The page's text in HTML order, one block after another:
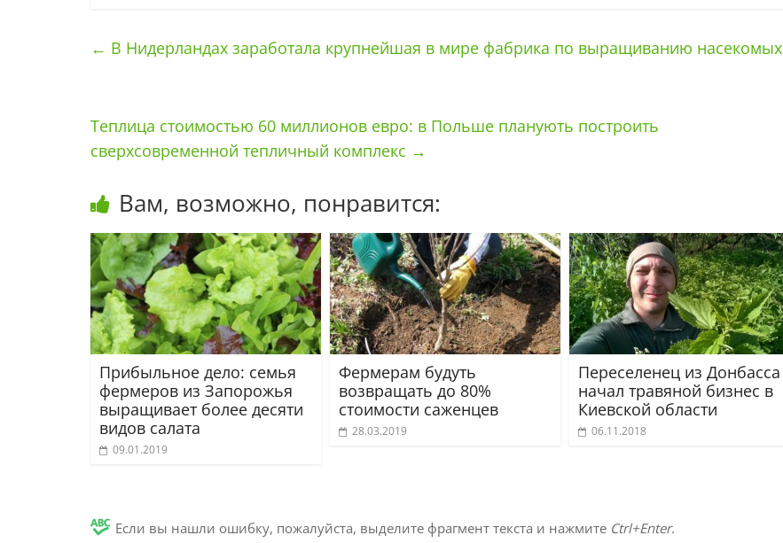
← В Нидерландах заработала крупнейшая в мире фабрика по выращиванию насекомых
Теплица стоимостью 60 миллионов евро: в Польше планують построить
сверхсовременной тепличный комплекс →
Вам, возможно, понравится:
Прибыльное дело: семья
фермеров из Запорожья
выращивает более десяти
видов салата
09.01.2019
Фермерам будуть
возвращать до 80%
стоимости саженцев
28.03.2019
Переселенец из Донбасса
начал травяной бизнес в
Киевской области
06.11.2018
Если вы нашли ошибку, пожалуйста, выделите фрагмент текста и нажмите Ctrl+Enter.